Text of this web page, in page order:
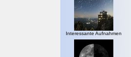
Interessante Aufnahmen